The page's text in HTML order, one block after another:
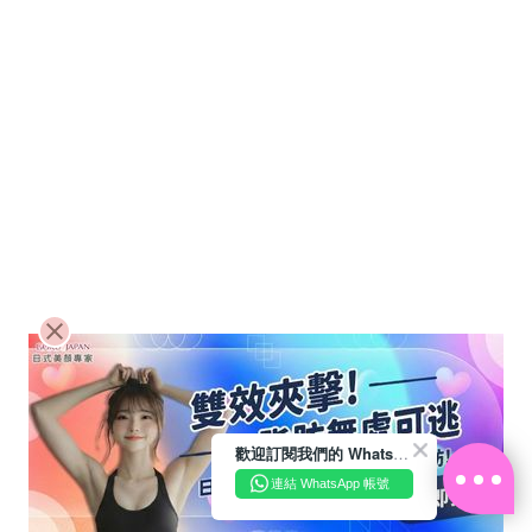
歡迎訂閱我們的 WhatsApp Business 帳號
連結 WhatsApp 帳號